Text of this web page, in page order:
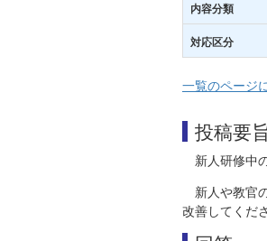
内容分類
対応区分
一覧のページ
投稿要
新人研修中
新人や教官
改善してくだ